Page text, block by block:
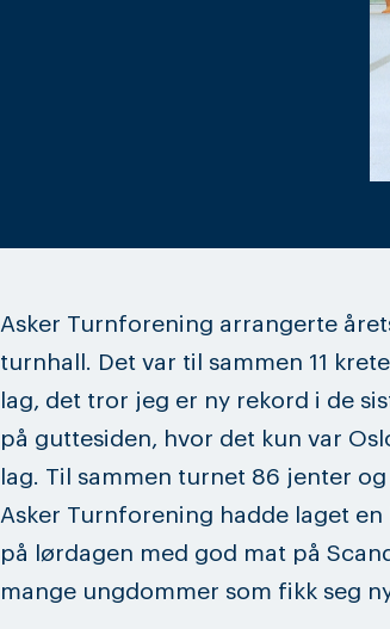
Asker Turnforening arrangerte
turnhall. Det var til sammen 11
lag, det tror jeg er ny rekord i de
på guttesiden, hvor det kun var
lag. Til sammen turnet 86 jenter
Asker Turnforening hadde laget en
på lørdagen med god mat på
mange ungdommer som fikk seg